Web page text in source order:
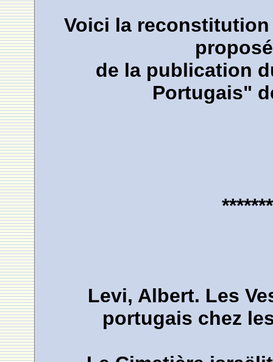
Voici la
de la publication
Portugais"
Levi, Albert. Les
portugais chez